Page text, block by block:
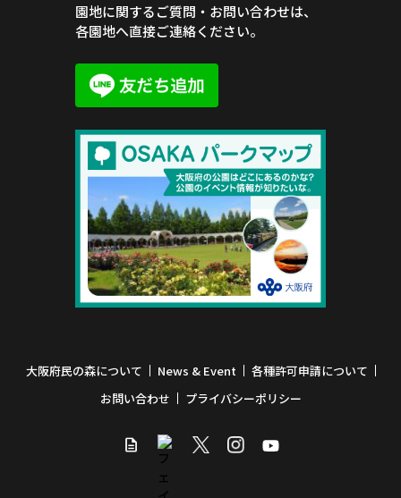
園地に関するご質問・お問い合わせは、
各園地へ直接ご連絡ください。
大阪府民の森について News & Event
各種許可申請について
お問い合わせ
プライバシーポリシー